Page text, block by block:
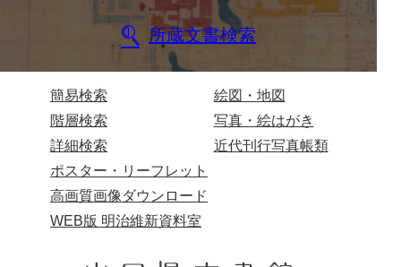
所蔵文書検索
簡易検索
階層検索
詳細検索
絵図・地図
写真・絵はがき
近代刊行写真帳類
ポスター・リーフレット
高画質画像ダウンロード
WEB版 明治維新資料室